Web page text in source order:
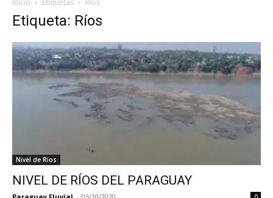
Inicio Etiquetas Ríos
Etiqueta: Ríos
Nivel de Rios
NIVEL DE RÍOS DEL PARAGUAY